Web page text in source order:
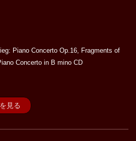
Piano Concerto Op.16, Fragments of
Concerto in B mino CD
見る